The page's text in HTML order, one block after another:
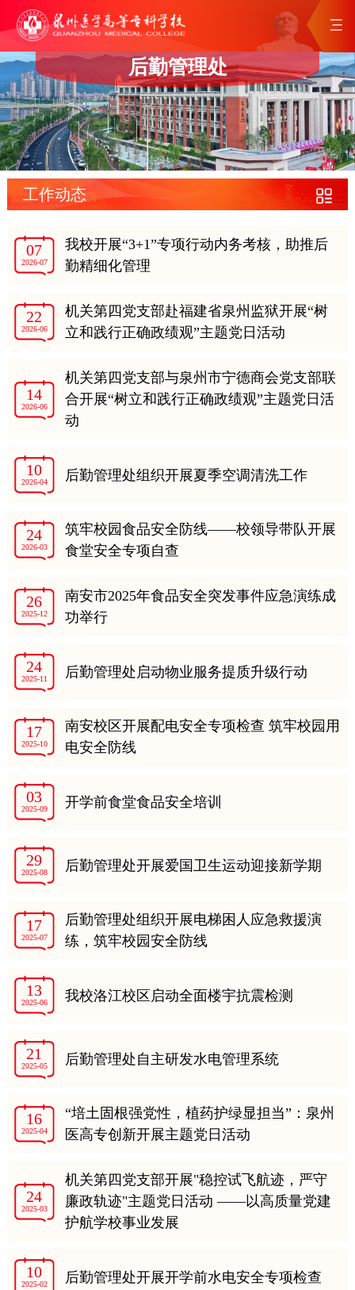
后勤管理处
工作动态
07
2026-07
我校开展“3+1”专项行动内务考核，助推后
勤精细化管理
22
2026-06
机关第四党支部赴福建省泉州监狱开展“树
立和践行正确政绩观”主题党日活动
14
2026-06
机关第四党支部与泉州市宁德商会党支部联
合开展“树立和践行正确政绩观”主题党日活
动
10
2026-04 后勤管理处组织开展夏季空调清洗工作
24
2026-03
筑牢校园食品安全防线——校领导带队开展
食堂安全专项自查
26
2025-12
南安市2025年食品安全突发事件应急演练成
功举行
24
2025-11 后勤管理处启动物业服务提质升级行动
17
2025-10
南安校区开展配电安全专项检查 筑牢校园用
电安全防线
03
2025-09 开学前食堂食品安全培训
29
2025-08 后勤管理处开展爱国卫生运动迎接新学期
17
2025-07
后勤管理处组织开展电梯困人应急救援演
练，筑牢校园安全防线
13
2025-06 我校洛江校区启动全面楼宇抗震检测
21
2025-05 后勤管理处自主研发水电管理系统
16
2025-04
“培土固根强党性，植药护绿显担当”：泉州
医高专创新开展主题党日活动
24
2025-03
机关第四党支部开展"稳控试飞航迹，严守
廉政轨迹"主题党日活动 ——以高质量党建
护航学校事业发展
10
2025-02 后勤管理处开展开学前水电安全专项检查